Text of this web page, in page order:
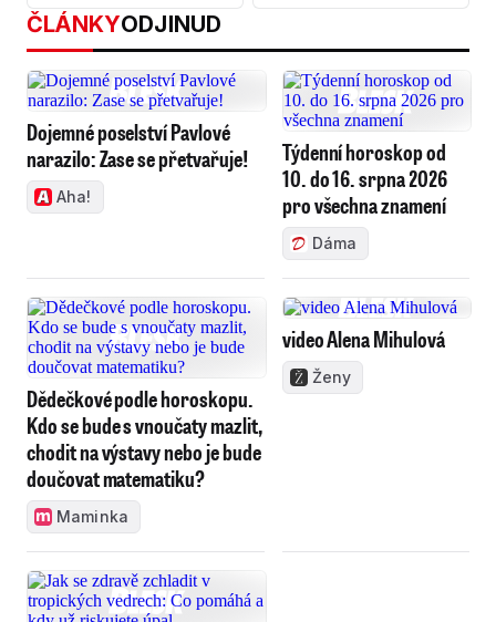
ČLÁNKYODJINUD
Dojemné poselství Pavlové
narazilo: Zase se přetvařuje!
Aha!
Týdenní horoskop od
10. do 16. srpna 2026
pro všechna znamení
Dáma
Dědečkové podle horoskopu.
Kdo se bude s vnoučaty mazlit,
chodit na výstavy nebo je bude
doučovat matematiku?
Maminka
video Alena Mihulová
Ženy